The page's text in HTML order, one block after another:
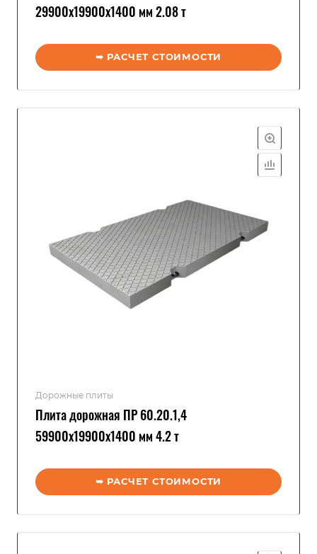
29900x19900x1400 мм 2.08 т
➥ РАСЧЕТ СТОИМОСТИ
Дорожные плиты
Плита дорожная ПР 60.20.1,4
59900x19900x1400 мм 4.2 т
➥ РАСЧЕТ СТОИМОСТИ